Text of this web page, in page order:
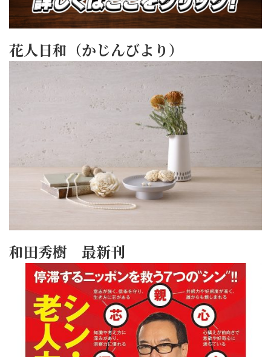
花人日和（かじんびより）
和田秀樹 最新刊